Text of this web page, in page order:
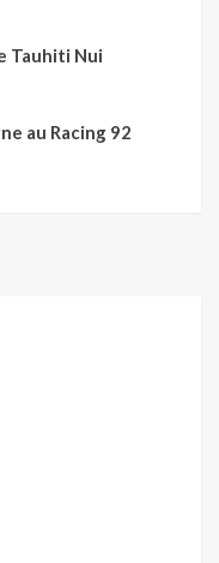
Tauhiti Nui
au Racing 92